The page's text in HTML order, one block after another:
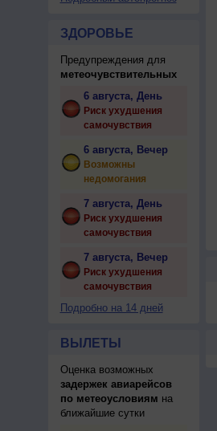
ЗДОРОВЬЕ
Предупреждения для
метеочувствительных
6 августа, День
Риск ухудшения
самочувствия
6 августа, Вечер
Возможны
недомогания
7 августа, День
Риск ухудшения
самочувствия
7 августа, Вечер
Риск ухудшения
самочувствия
Подробно на 14 дней
ВЫЛЕТЫ
Оценка возможных
задержек авиарейсов
по метеоусловиям на
ближайшие сутки